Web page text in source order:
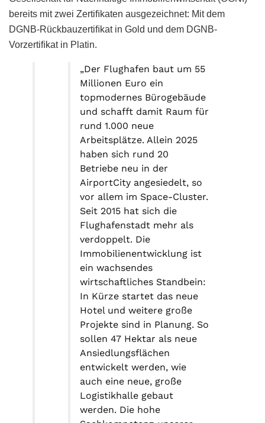
bereits mit zwei Zertiﬁkaten ausgezeichnet: Mit dem
DGNB-Rückbauzertiﬁkat in Gold und dem DGNB-
Vorzertiﬁkat in Platin.
„Der Flughafen baut um 55
Millionen Euro ein
topmodernes Bürogebäude
und schafft damit Raum für
rund 1.000 neue
Arbeitsplätze. Allein 2025
haben sich rund 20
Betriebe neu in der
AirportCity angesiedelt, so
vor allem im Space-Cluster.
Seit 2015 hat sich die
Flughafenstadt mehr als
verdoppelt. Die
Immobilienentwicklung ist
ein wachsendes
wirtschaftliches Standbein:
In Kürze startet das neue
Hotel und weitere große
Projekte sind in Planung. So
sollen 47 Hektar als neue
Ansiedlungsflächen
entwickelt werden, wie
auch eine neue, große
Logistikhalle gebaut
werden. Die hohe